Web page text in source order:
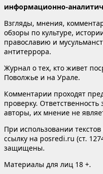
информационно-
Взгляды, мнения,
обзоры по культуре,
православию и
антитеррора.
Журнал о тех, кто живет
Поволжье и на Урале.
Комментарии проходят
проверку.
авторы, их мнение не
При использовании
ссылку на posredi.ru (ст.
защищены.
Материалы для лиц 18 +.